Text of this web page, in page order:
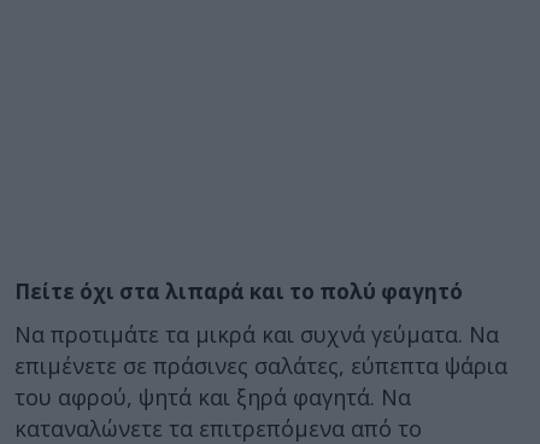
Πείτε όχι στα λιπαρά και το πολύ φαγητό
Να προτιμάτε τα μικρά και συχνά γεύματα. Να
επιμένετε σε πράσινες σαλάτες, εύπεπτα ψάρια
του αφρού, ψητά και ξηρά φαγητά. Να
καταναλώνετε τα επιτρεπόμενα από το